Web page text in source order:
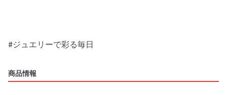
#ジュエリーで彩る毎日
商品情報